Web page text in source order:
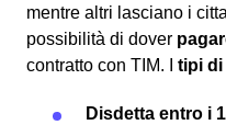
mentre altri lasciano i
possibilità di dover
contratto con TIM. I tipi di
Disdetta entro i